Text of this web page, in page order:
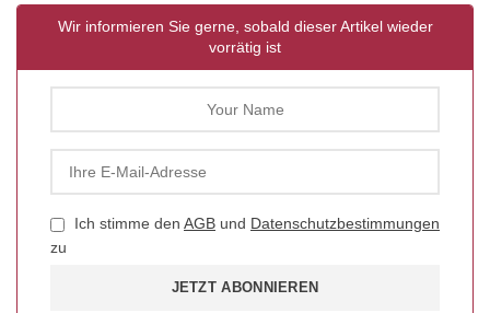
Wir informieren Sie gerne, sobald dieser Artikel wieder
vorrätig ist
Ich stimme den AGB und Datenschutzbestimmungen
zu
JETZT ABONNIEREN